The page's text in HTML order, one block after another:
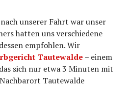
unserer Fahrt war unser
hatten uns verschiedene
empfohlen. Wir
Tautewalde– einem
sich nur etwa 3 Minuten mit
Tautewalde